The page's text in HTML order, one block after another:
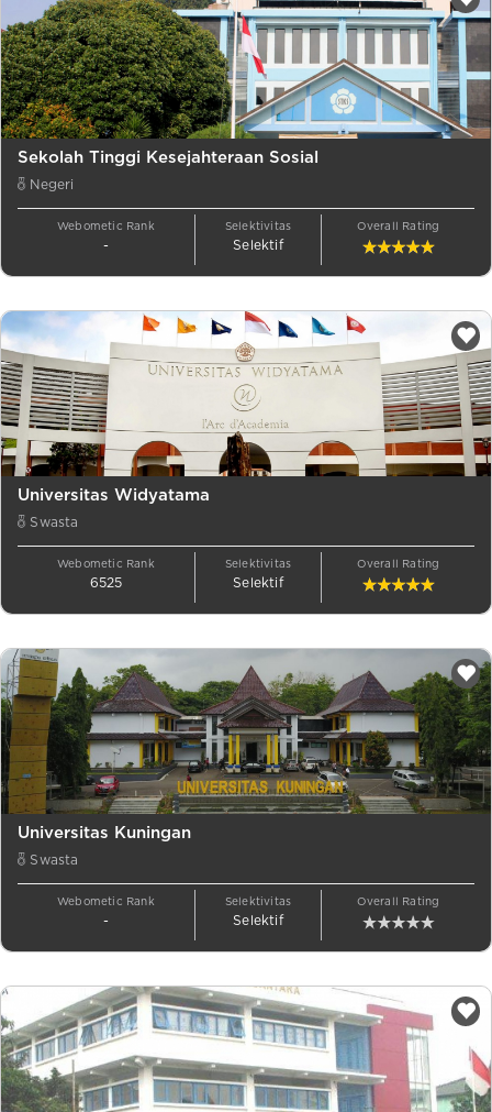
Sekolah Tinggi Kesejahteraan Sosial
Negeri
Webometic Rank
-
Selektivitas
Selektif
Overall Rating
Universitas Widyatama
Swasta
Webometic Rank
6525
Selektivitas
Selektif
Overall Rating
Universitas Kuningan
Swasta
Webometic Rank
-
Selektivitas
Selektif
Overall Rating